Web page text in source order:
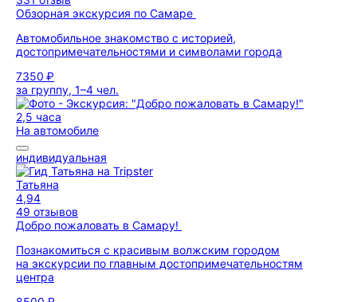
Обзорная экскурсия по Самаре
Автомобильное знакомство с историей,
достопримечательностями и символами города
7350 ₽
за группу, 1–4 чел.
2,5 часа
На автомобиле
индивидуальная
Татьяна
4,94
49 отзывов
Добро пожаловать в Самару!
Познакомиться с красивым волжским городом
на экскурсии по главным достопримечательностям
центра